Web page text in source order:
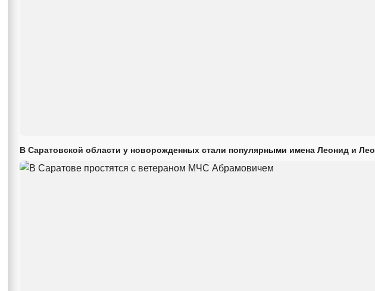
В Саратовской области у новорожденных стали популярными имена Леонид и Лео